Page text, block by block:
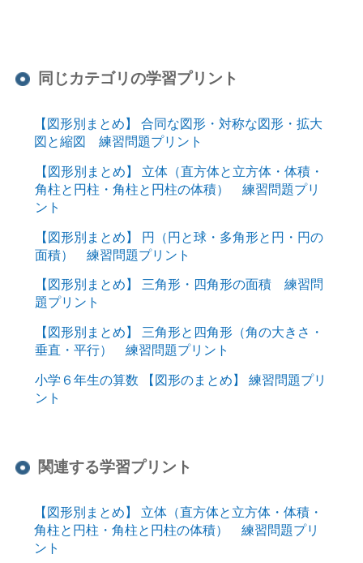
同じカテゴリの学習プリント
【図形別まとめ】 合同な図形・対称な図形・拡大
図と縮図 練習問題プリント
【図形別まとめ】 立体（直方体と立方体・体積・
角柱と円柱・角柱と円柱の体積） 練習問題プリ
ント
【図形別まとめ】 円（円と球・多角形と円・円の
面積） 練習問題プリント
【図形別まとめ】 三角形・四角形の面積 練習問
題プリント
【図形別まとめ】 三角形と四角形（角の大きさ・
垂直・平行） 練習問題プリント
小学６年生の算数 【図形のまとめ】 練習問題プリ
ント
関連する学習プリント
【図形別まとめ】 立体（直方体と立方体・体積・
角柱と円柱・角柱と円柱の体積） 練習問題プリ
ント